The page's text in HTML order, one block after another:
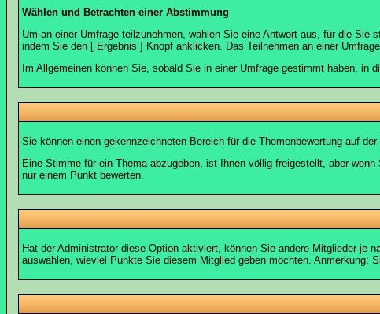
Wählen und Betrachten einer Abstimmung
Um an einer Umfrage teilzunehmen, wählen Sie eine Antwort aus, für die
indem Sie den [ Ergebnis ] Knopf anklicken. Das Teilnehmen an einer
Im Allgemeinen können Sie, sobald Sie in einer Umfrage gestimmt haben,
Sie können einen gekennzeichneten Bereich für die Themenbewertung auf
Eine Stimme für ein Thema abzugeben, ist Ihnen völlig freigestellt, aber
nur einem Punkt bewerten.
Hat der Administrator diese Option aktiviert, können Sie andere Mitglieder je
auswählen, wieviel Punkte Sie diesem Mitglied geben möchten. Anmerkung: